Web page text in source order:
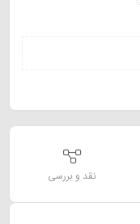
نقد و بررسی